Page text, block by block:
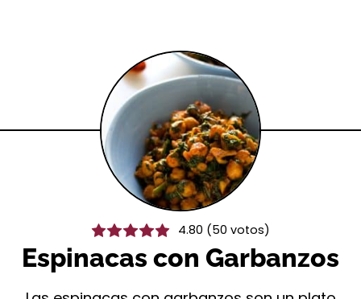
4.80 (50 votos)
Espinacas con Garbanzos